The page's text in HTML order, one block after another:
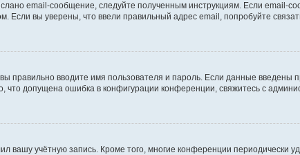
email-сообщение, следуйте полученным инструкциям. Если email-
Если вы уверены, что ввели правильный адрес email, попробуйте
правильно вводите имя пользователя и пароль. Если данные введены
допущена ошибка в конфигурации конференции, свяжитесь с
вашу учётную запись. Кроме того, многие конференции периодически